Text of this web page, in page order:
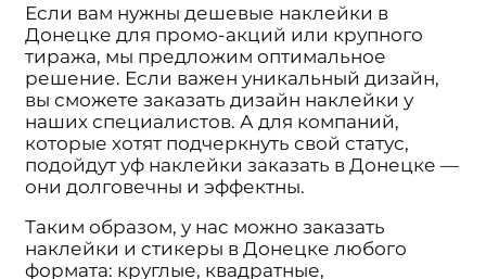
Если вам нужны дешевые наклейки в
Донецке для промо-акций или крупного
тиража, мы предложим оптимальное
решение. Если важен уникальный дизайн,
вы сможете заказать дизайн наклейки у
наших специалистов. А для компаний,
которые хотят подчеркнуть свой статус,
подойдут уф наклейки заказать в Донецке —
они долговечны и эффектны.
Таким образом, у нас можно заказать
наклейки и стикеры в Донецке любого
формата: круглые, квадратные,